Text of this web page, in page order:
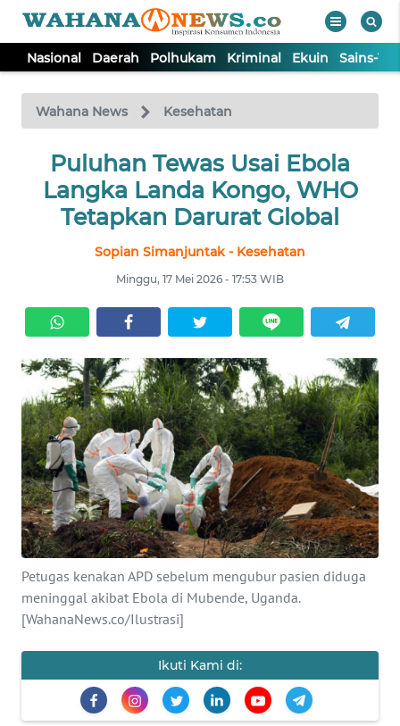
Nasional Daerah Polhukam Kriminal Ekuin Sains-
Wahana News Kesehatan
Puluhan Tewas Usai Ebola
Langka Landa Kongo, WHO
Tetapkan Darurat Global
Sopian Simanjuntak - Kesehatan
Minggu, 17 Mei 2026 - 17:53 WIB
Petugas kenakan APD sebelum mengubur pasien diduga
meninggal akibat Ebola di Mubende, Uganda.
[WahanaNews.co/Ilustrasi]
Ikuti Kami di:
TV
Tutup
NASIONAL
DAERAH
POLHUKAM
KRIMINAL
EKUIN
SAINS-TEKNO
KESEHATAN
INTERNASIONAL
SERBA-SERBI
PENDIDIKAN